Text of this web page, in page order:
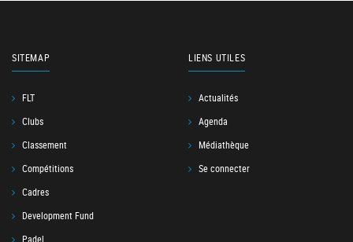
SITEMAP
FLT
Clubs
Classement
Compétitions
Cadres
Development Fund
Padel
LIENS UTILES
Actualités
Agenda
Médiathèque
Se connecter